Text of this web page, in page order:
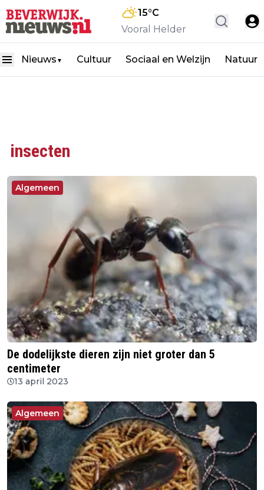
15°C
Vooral Helder
Nieuws ▼ Cultuur Sociaal en Welzijn Natuur
insecten
Algemeen
De dodelijkste dieren zijn niet groter dan 5
centimeter
13 april 2023
Algemeen